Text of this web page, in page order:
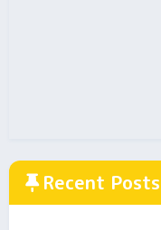
Recent Posts